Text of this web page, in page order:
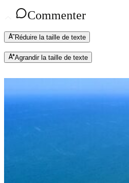
Commenter
Réduire la taille de texte
Agrandir la taille de texte